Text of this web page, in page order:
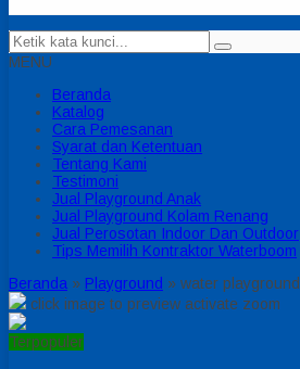
MENU
Beranda
Katalog
Cara Pemesanan
Syarat dan Ketentuan
Tentang Kami
Testimoni
Jual Playground Anak
Jual Playground Kolam Renang
Jual Perosotan Indoor Dan Outdoor
Tips Memilih Kontraktor Waterboom
Beranda » Playground » water playground
click image to preview activate zoom
Terpopuler